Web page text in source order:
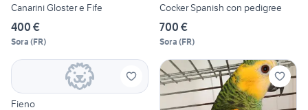
Canarini Gloster e Fife
400 €
Sora (FR)
Cocker Spanish con pedigree
700 €
Sora (FR)
Fieno